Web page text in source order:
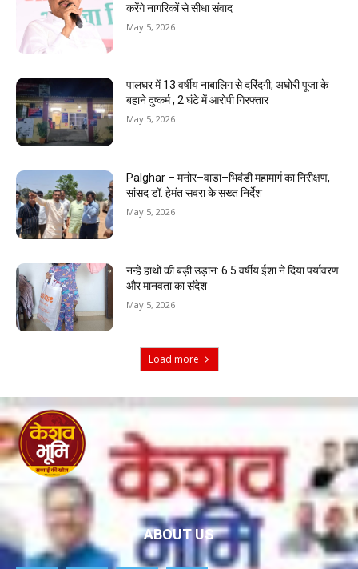
करेंगे नागरिकों से सीधा संवाद
May 5, 2026
पालघर में 13 वर्षीय नाबालिग से दरिंदगी, अघोरी पूजा के
बहाने दुष्कर्म , 2 घंटे में आरोपी गिरफ्तार
May 5, 2026
Palghar – मनोर–वाडा–भिवंडी महामार्ग का निरीक्षण,
सांसद डॉ. हेमंत सवरा के सख्त निर्देश
May 5, 2026
नन्हे हाथों की बड़ी उड़ान: 6.5 वर्षीय ईशा ने दिया पर्यावरण
और मानवता का संदेश
May 5, 2026
Load more
ABOUT US